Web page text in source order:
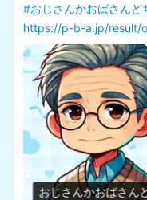
#おじさんかおばさんど
https://p-b-a.jp/result/
おじさんかおばさん